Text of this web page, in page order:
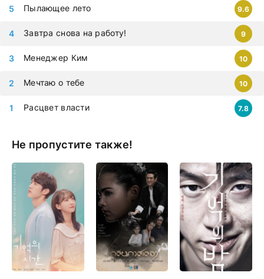
Расцвет власти 7.8
Мечтаю о тебе 10
Менеджер Ким 10
Завтра снова на работу! 9
Пылающее лето 9.6
Не пропустите также!